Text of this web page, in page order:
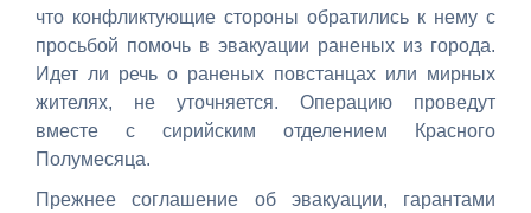
что конфликтующие стороны обратились к нему с
просьбой помочь в эвакуации раненых из города.
Идет ли речь о раненых повстанцах или мирных
жителях, не уточняется. Операцию проведут
вместе с сирийским отделением Красного
Полумесяца.
Прежнее соглашение об эвакуации, гарантами